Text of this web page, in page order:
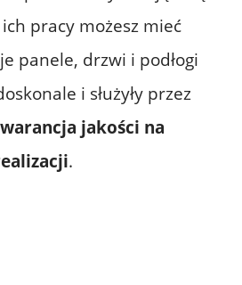
pracy możesz mieć
panele, drzwi i podłogi
i służyły przez
jakości na
.